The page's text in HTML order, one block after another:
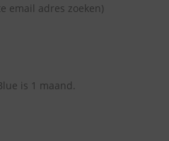
email adres zoeken)
is 1 maand.